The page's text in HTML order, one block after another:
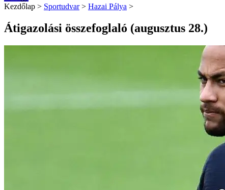
Kezdőlap > Sportudvar > Hazai Pálya >
Átigazolási összefoglaló (augusztus 28.)